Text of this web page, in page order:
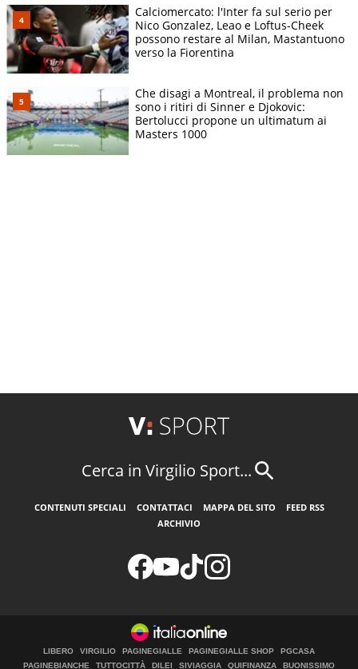
Calciomercato: l'Inter fa sul serio per
Nico Gonzalez, Leao e Loftus-Cheek
possono restare al Milan, Mastantuono
verso la Fiorentina
Che disagi a Montreal, il problema non
sono i ritiri di Sinner e Djokovic:
Bertolucci propone un ultimatum ai
Masters 1000
Cerca in Virgilio Sport...
CONTENUTI SPECIALI CONTATTACI MAPPA DEL SITO
FEED RSS
ARCHIVIO
LIBERO VIRGILIO PAGINEGIALLE PAGINEGIALLE SHOP
PGCASA
PAGINEBIANCHE
TUTTOCITTÀ DILEI SIVIAGGIA QUIFINANZA BUONISSIMO